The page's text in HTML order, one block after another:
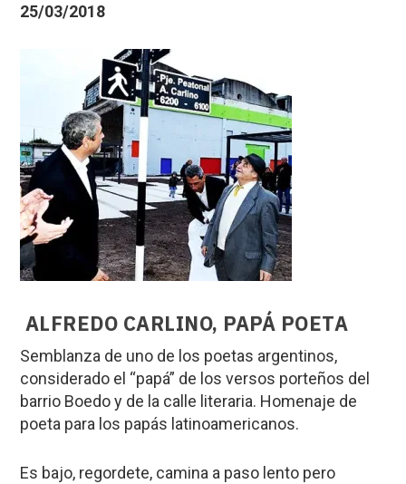
25/03/2018
ALFREDO CARLINO, PAPÁ POETA
Semblanza de uno de los poetas argentinos,
considerado el “papá” de los versos porteños del
barrio Boedo y de la calle literaria. Homenaje de
poeta para los papás latinoamericanos.
Es bajo, regordete, camina a paso lento pero